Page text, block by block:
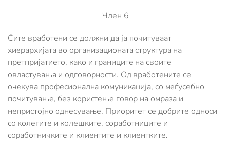
Член 6
Сите вработени се должни да ја почитуваат
хиерархијата во организационата структура на
претпријатието, како и границите на своите
овластувања и одговорности. Од вработените се
очекува професионална комуникација, со меѓусебно
почитување, без користење говор на омраза и
непристојно однесување. Приоритет се добрите односи
со колегите и колешките, соработниците и
соработничките и клиентите и клиентките.